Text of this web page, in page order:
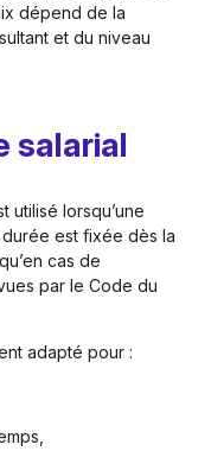
dépend de la
et du niveau
salarial
utilisé lorsqu’une
est fixée dès la
cas de
par le Code du
adapté pour :